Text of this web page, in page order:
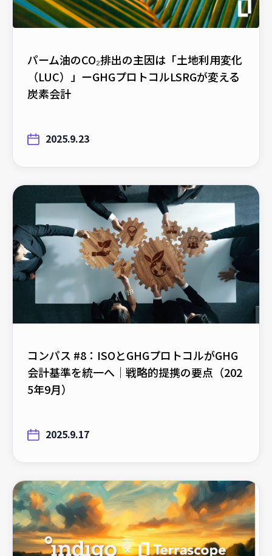
パーム油のCO₂排出の主因は「土地利用変化
（LUC）」ーGHGプロトコルLSRGが変える
炭素会計
2025.9.23
コンパス #8：ISOとGHGプロトコルがGHG
会計基準を統一へ｜戦略的提携の要点（202
5年9月）
2025.9.17